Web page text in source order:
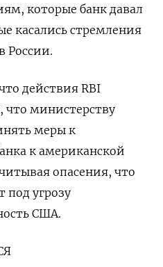
которые банк давал
касались стремления
России.
действия RBI
что министерству
меры к
к американской
опасения, что
под угрозу
США.